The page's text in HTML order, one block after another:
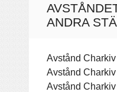
ANDRA
Avstånd
Avstånd
Avstånd